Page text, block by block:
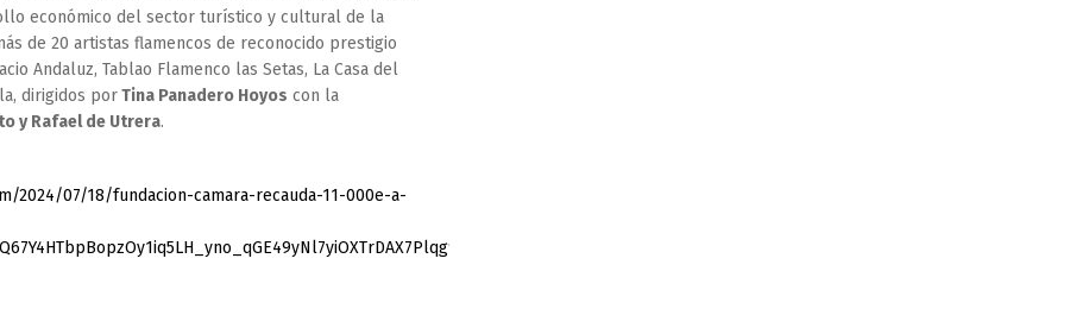
económico del sector turístico y cultural de la
de 20 artistas flamencos de reconocido prestigio
Andaluz, Tablao Flamenco las Setas, La Casa del
dirigidos porTina Panadero Hoyos con la
y Rafael de Utrera.
2024/07/18/fundacion-camara-recauda-11-000e-a-